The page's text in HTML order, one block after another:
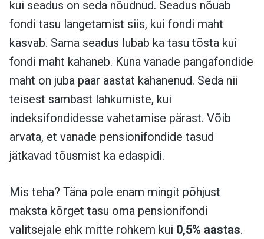
kui seadus on seda nõudnud. Seadus nõuab
fondi tasu langetamist siis, kui fondi maht
kasvab. Sama seadus lubab ka tasu tõsta kui
fondi maht kahaneb. Kuna vanade pangafondide
maht on juba paar aastat kahanenud. Seda nii
teisest sambast lahkumiste, kui
indeksifondidesse vahetamise pärast. Võib
arvata, et vanade pensionifondide tasud
jätkavad tõusmist ka edaspidi.
Mis teha? Täna pole enam mingit põhjust
maksta kõrget tasu oma pensionifondi
valitsejale ehk mitte rohkem kui 0,5% aastas.